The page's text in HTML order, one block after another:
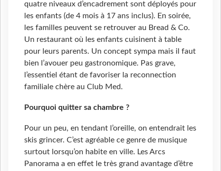
quatre niveaux d’encadrement sont déployés pour
les enfants (de 4 mois à 17 ans inclus). En soirée,
les familles peuvent se retrouver au Bread & Co.
Un restaurant où les enfants cuisinent à table
pour leurs parents. Un concept sympa mais il faut
bien l’avouer peu gastronomique. Pas grave,
l’essentiel étant de favoriser la reconnection
familiale chère au Club Med.
Pourquoi quitter sa chambre ?
Pour un peu, en tendant l’oreille, on entendrait les
skis grincer. C’est agréable ce genre de musique
surtout lorsqu’on habite en ville. Les Arcs
Panorama a en effet le très grand avantage d’être